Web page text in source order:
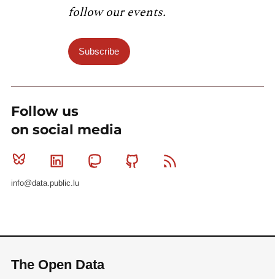
follow our events.
Subscribe
Follow us
on social media
Bluesky Linkedin MastodonGithub
info@data.public.lu
The Open Data